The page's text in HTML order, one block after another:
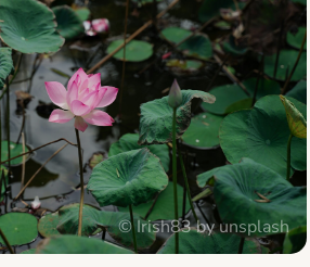
© Irish83 by unsplash